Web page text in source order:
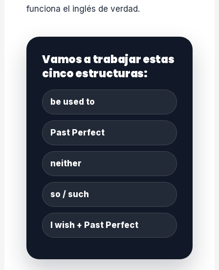
funciona el inglés de verdad.
Vamos a trabajar estas
cinco estructuras:
be used to
Past Perfect
neither
so / such
I wish + Past Perfect